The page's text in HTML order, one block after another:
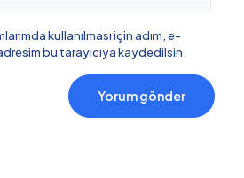
kullanılması için adım, e-
bu tarayıcıya kaydedilsin.